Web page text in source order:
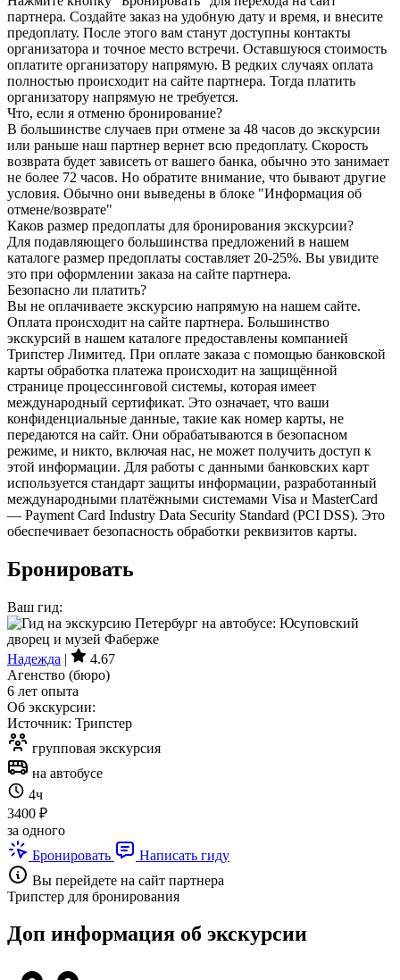
партнера. Создайте заказ на удобную дату и время, и внесите
предоплату. После этого вам станут доступны контакты
организатора и точное место встречи. Оставшуюся стоимость
оплатите организатору напрямую. В редких случаях оплата
полностью происходит на сайте партнера. Тогда платить
организатору напрямую не требуется.
Что, если я отменю бронирование?
В большинстве случаев при отмене за 48 часов до экскурсии
или раньше наш партнер вернет всю предоплату. Скорость
возврата будет зависеть от вашего банка, обычно это занимает
не более 72 часов. Но обратите внимание, что бывают другие
условия. Обычно они выведены в блоке "Информация об
отмене/возврате"
Каков размер предоплаты для бронирования экскурсии?
Для подавляющего большинства предложений в нашем
каталоге размер предоплаты составляет 20-25%. Вы увидите
это при оформлении заказа на сайте партнера.
Безопасно ли платить?
Вы не оплачиваете экскурсию напрямую на нашем сайте.
Оплата происходит на сайте партнера. Большинство
экскурсий в нашем каталоге предоставлены компанией
Трипстер Лимитед. При оплате заказа с помощью банковской
карты обработка платежа происходит на защищённой
странице процессинговой системы, которая имеет
международный сертификат. Это означает, что ваши
конфиденциальные данные, такие как номер карты, не
передаются на сайт. Они обрабатываются в безопасном
режиме, и никто, включая нас, не может получить доступ к
этой информации. Для работы с данными банковских карт
используется стандарт защиты информации, разработанный
международными платёжными системами Visa и MasterCard
— Payment Card Industry Data Security Standard (PCI DSS). Это
обеспечивает безопасность обработки реквизитов карты.
Бронировать
Ваш гид:
Надежда |
4.67
Агенство (бюро)
6 лет опыта
Об экскурсии:
Источник: Трипстер
групповая экскурсия
на автобусе
4ч
3400 ₽
за одного
Бронировать
Написать гиду
Вы перейдете на сайт партнера
Трипстер для бронирования
Доп информация об экскурсии